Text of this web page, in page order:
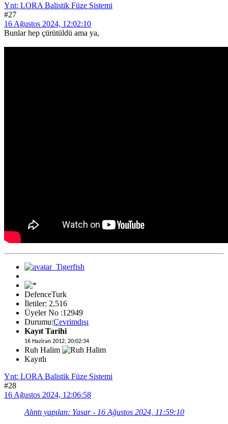
Ynt: LORA Balistik Füze Sistemi
#27
16 Ağustos 2024, 12:02:10
Bunlar hep çürütüldü ama ya,
DefenceTurk
İletiler: 2,516
Üyeler No :12949
Durumu:Çevrimdışı
Kayıt Tarihi
16 Haziran 2012, 20:02:34
Ruh Halim
Kayıtlı
Ynt: LORA Balistik Füze Sistemi
#28
16 Ağustos 2024, 12:06:58
Alıntı yapılan: Yasar - 16 Ağustos 2024, 11:59:10